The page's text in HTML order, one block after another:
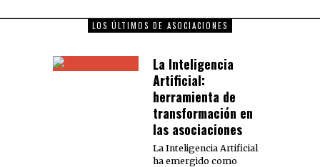
LOS ÚLTIMOS DE ASOCIACIONES
La Inteligencia
Artificial:
herramienta de
transformación en
las asociaciones
La Inteligencia Artificial
ha emergido como